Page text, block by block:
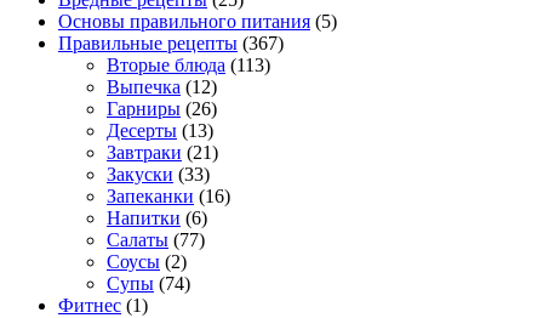
Основы правильного питания (5)
Правильные рецепты (367)
Вторые блюда (113)
Выпечка (12)
Гарниры (26)
Десерты (13)
Завтраки (21)
Закуски (33)
Запеканки (16)
Напитки (6)
Салаты (77)
Соусы (2)
Супы (74)
Фитнес (1)